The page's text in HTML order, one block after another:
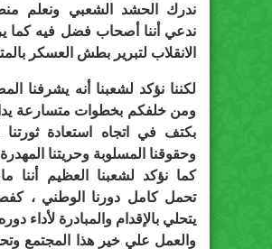
ندرك الحشد الشعبي ونعلم
ندعي أننا أصحاب فضل فيه كما
الانقلاب لتبرير بطش العسكر
لكننا نؤكد لشعبنا أنه يشرفنا
ومن خلفكم بخطوات متسارعة يدا
بكتف في اتجاه استعادة ثورتنا
وحقوقنا المسلوبة وحريتنا
كما نؤكد لشعبنا العظيم أننا
تحمل كامل دورنا الوطني ،
يتحلي بالإقدام والمبادرة لأداء
والعمل علي خير هذا المجتمع